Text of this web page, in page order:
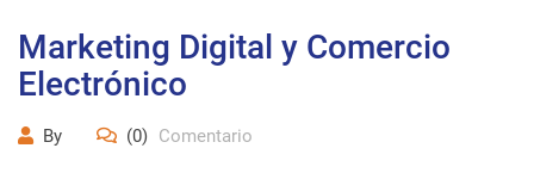
Marketing Digital y Comercio
Electrónico
By (0) Comentario